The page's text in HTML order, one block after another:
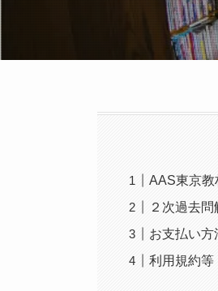
AAS東京教
２次過去
お支払い方
利用規約等